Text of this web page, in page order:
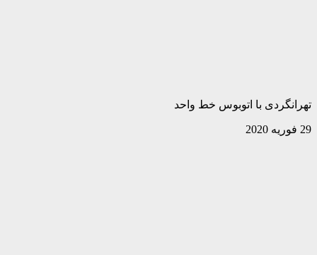
تهرانگردی با اتوبوس خط واحد
29 فوریه 2020